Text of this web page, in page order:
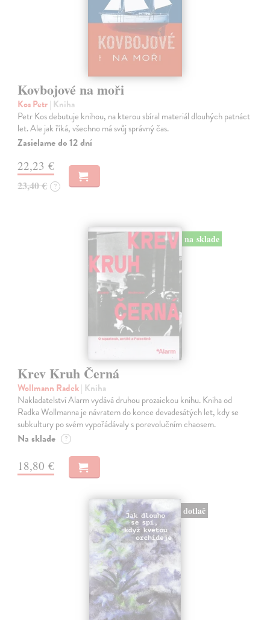
Kovbojové na moři
Kos Petr| Kniha
Petr Kos debutuje knihou, na kterou sbíral materiál dlouhých patnáct
let. Ale jak říká, všechno má svůj správný čas.
Zasielame do 12 dní
22,23 €
23,40 € ?
na sklade
Krev Kruh Černá
Wollmann Radek| Kniha
Nakladatelství Alarm vydává druhou prozaickou knihu. Kniha od
Radka Wollmanna je návratem do konce devadesátých let, kdy se
subkultury po svém vypořádávaly s porevolučním chaosem.
Na sklade ?
18,80 €
dotlač